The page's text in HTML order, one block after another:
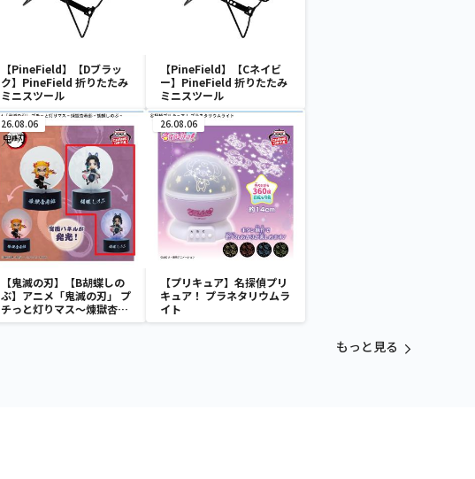
【PineField】【Dブラッ
ク】PineField 折りたたみ
ミニスツール
【PineField】【Cネイビ
ー】PineField 折りたたみ
ミニスツール
26.08.06
【鬼滅の刃】【B胡蝶しの
ぶ】アニメ「鬼滅の刃」 プ
チっと灯りマス～煉獄杏寿
郎・胡蝶しのぶ～
26.08.06
【プリキュア】名探偵プリ
キュア！ プラネタリウムラ
イト
もっと見る